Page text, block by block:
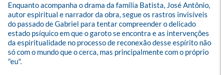
Enquanto acompanha o drama da família Batista, José Antônio,
autor espiritual e narrador da obra, segue os rastros invisíveis
do passado de Gabriel para tentar compreender o delicado
estado psíquico em que o garoto se encontra e as intervenções
da espiritualidade no processo de reconexão desse espírito não
só com o mundo que o cerca, mas principalmente com o próprio
"eu".